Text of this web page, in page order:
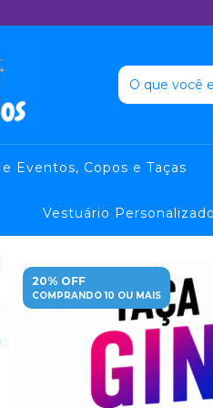
Eventos, Copos e Taças
Vestuário
20% OFF
COMPRANDO 10 OU MAIS